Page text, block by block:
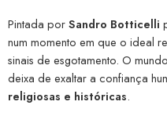
Pintada porSandro Botticelli
num momento em que o ideal
sinais de esgotamento. O
deixa de exaltar a confiança
religiosas e históricas.